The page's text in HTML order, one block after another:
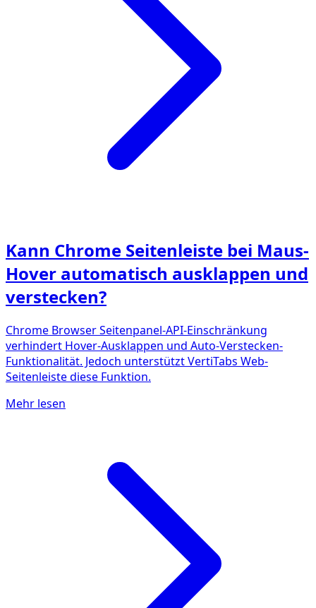
Kann Chrome Seitenleiste bei Maus-
Hover automatisch ausklappen und
verstecken?
Chrome Browser Seitenpanel-API-Einschränkung
verhindert Hover-Ausklappen und Auto-Verstecken-
Funktionalität. Jedoch unterstützt VertiTabs Web-
Seitenleiste diese Funktion.
Mehr lesen